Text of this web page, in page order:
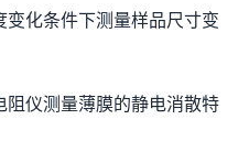
变化条件下测量样品尺寸变
仪测量薄膜的静电消散特